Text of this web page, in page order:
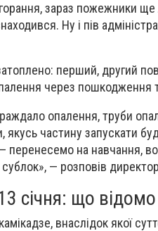
зараз пожежники
Ну і пів
перший, другий
через пошкодження
опалення, труби
частину запускати
перенесемо на навчання,
— розповів
січня: що відомо
внаслідок якої